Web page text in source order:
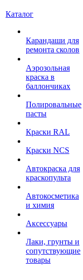
Каталог
Карандаши для
ремонта сколов
Аэрозольная
краска в
баллончиках
Полировальные
пасты
Краски RAL
Краски NCS
Автокраска для
краскопульта
Автокосметика
и химия
Аксессуары
Лаки, грунты и
сопутствующие
товары